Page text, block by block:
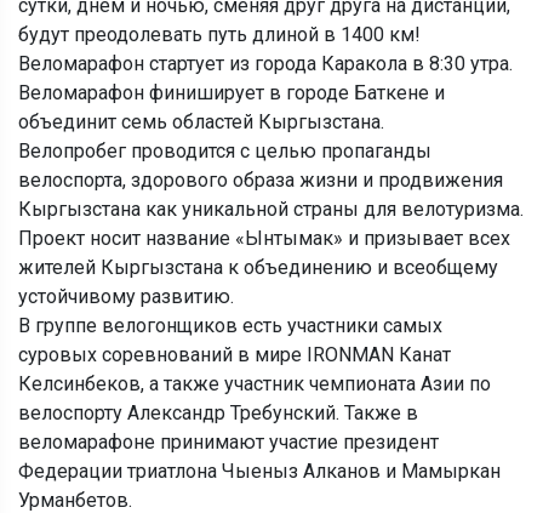
сутки, днем и ночью, сменяя друг друга на дистанции,
будут преодолевать путь длиной в 1400 км!
Веломарафон стартует из города Каракола в 8:30 утра.
Веломарафон финиширует в городе Баткене и
объединит семь областей Кыргызстана.
Велопробег проводится с целью пропаганды
велоспорта, здорового образа жизни и продвижения
Кыргызстана как уникальной страны для велотуризма.
Проект носит название «Ынтымак» и призывает всех
жителей Кыргызстана к объединению и всеобщему
устойчивому развитию.
В группе велогонщиков есть участники самых
суровых соревнований в мире IRONMAN Канат
Келсинбеков, а также участник чемпионата Азии по
велоспорту Александр Требунский. Также в
веломарафоне принимают участие президент
Федерации триатлона Чыеныз Алканов и Мамыркан
Урманбетов.